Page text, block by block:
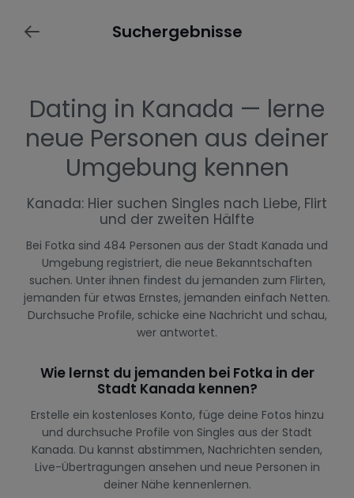
Suchergebnisse
Dating in Kanada — lerne
neue Personen aus deiner
Umgebung kennen
Kanada: Hier suchen Singles nach Liebe, Flirt
und der zweiten Hälfte
Bei Fotka sind 484 Personen aus der Stadt Kanada und
Umgebung registriert, die neue Bekanntschaften
suchen. Unter ihnen findest du jemanden zum Flirten,
jemanden für etwas Ernstes, jemanden einfach Netten.
Durchsuche Profile, schicke eine Nachricht und schau,
wer antwortet.
Wie lernst du jemanden bei Fotka in der
Stadt Kanada kennen?
Erstelle ein kostenloses Konto, füge deine Fotos hinzu
und durchsuche Profile von Singles aus der Stadt
Kanada. Du kannst abstimmen, Nachrichten senden,
Live-Übertragungen ansehen und neue Personen in
deiner Nähe kennenlernen.